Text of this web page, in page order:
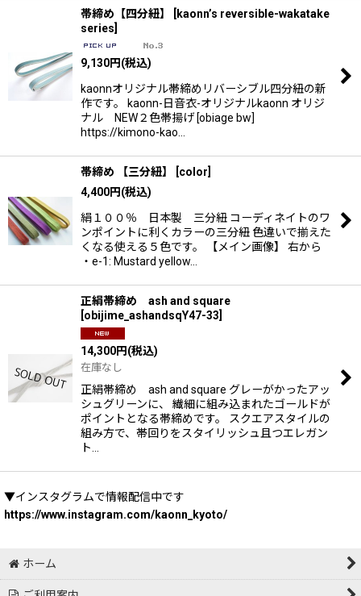
帯締め【四分紐】 [kaonn’s reversible-wakatake
series]
9,130円(税込)
kaonnオリジナル帯締めリバーシブル四分紐の新
作です。 kaonn-日音衣-オリジナルkaonn オリジ
ナル NEW２色帯揚げ [obiage bw]
https://kimono-kao…
帯締め 【三分紐】 color
4,400円(税込)
絹１００％ 日本製 三分紐 コーディネイトのワ
ンポイントに利くカラーの三分紐 色違いで揃えた
くなる使える５色です。 【メイン画像】 右から
・e-1: Mustard yellow…
正絹帯締め ash and square
obijime_ashandsqY47-33
14,300円(税込)
在庫なし
正絹帯締め ash and square グレーがかったアッ
シュグリーンに、 繊細に組み込まれたゴールドが
ポイントとなる帯締めです。 スクエアスタイルの
組み方で、帯回りをスタイリッシュ且つエレガン
ト…
▼インスタグラムで情報配信中です
https://www.instagram.com/kaonn_kyoto/
ホーム